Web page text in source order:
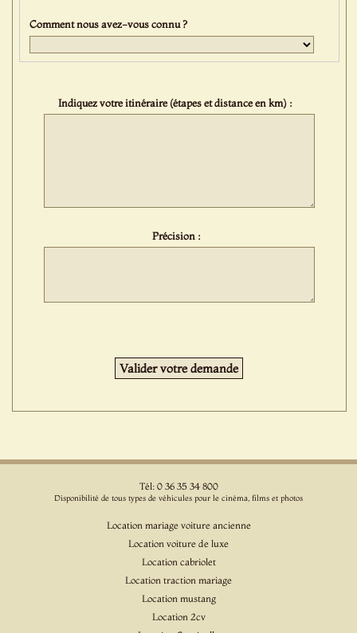
Comment nous avez-vous connu ?
Indiquez votre itinéraire (étapes et distance en km) :
Précision :
Tél: 0 36 35 34 800
Disponibilité de tous types de véhicules pour le cinéma, films et photos
Location mariage voiture ancienne
Location voiture de luxe
Location cabriolet
Location traction mariage
Location mustang
Location 2cv